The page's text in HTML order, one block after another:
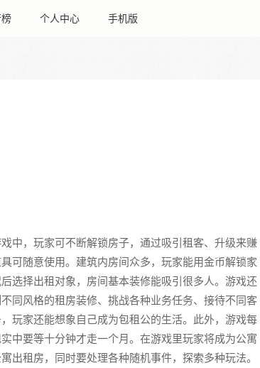
个人中心 手机版
中，玩家可不断解锁房子，通过吸引租客、升级来赚
可随意使用。建筑内房间众多，玩家能用金币解锁家
选择出租对象，房间基本装修能吸引很多人。游戏还
同风格的租房装修、挑战各种业务任务、接待不同客
玩家还能想象自己成为包租公的生活。此外，游戏每
中要等十分钟才走一个月。在游戏里玩家将成为公寓
出租房，同时要处理各种随机事件，探索多种玩法。